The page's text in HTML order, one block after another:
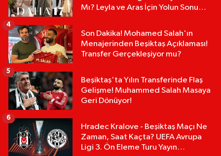
Mı? Leyla ve Aras İçin Yolun Sonu
Son Dakika! Mohamed Salah'ın
Menajerinden Beşiktaş Açıklaması!
Transfer Gerçekleşiyor mu?
4
Beşiktaş'ta Yılın Transferinde Flaş
Gelişme! Muhammed Salah Masaya
Geri Dönüyor!
5
Hradec Kralove - Beşiktaş Maçı Ne
Zaman, Saat Kaçta? UEFA Avrupa
Ligi 3. Ön Eleme Turu Yayın
6